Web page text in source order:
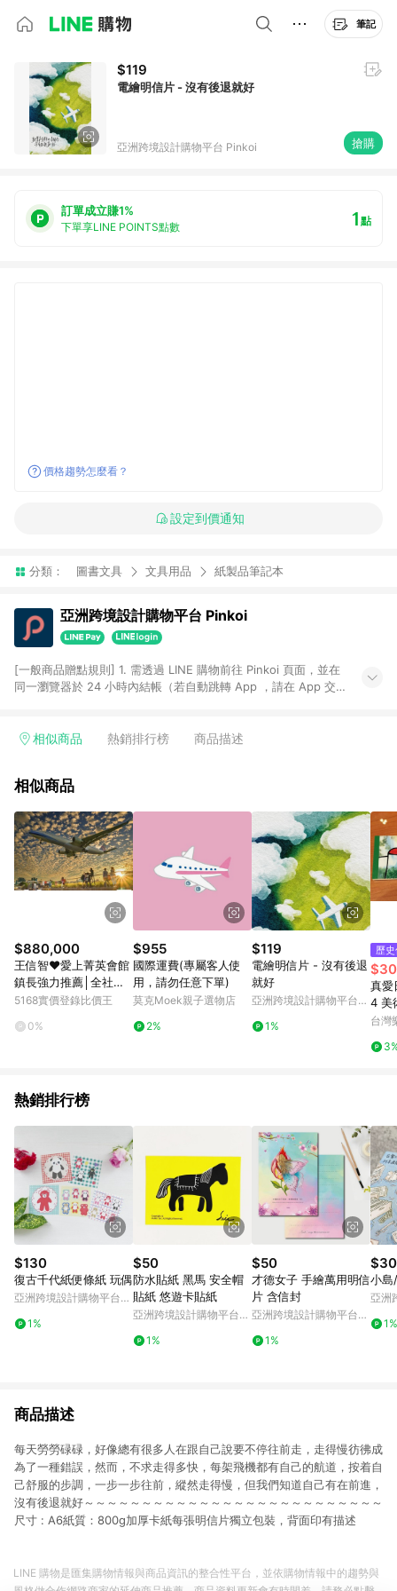
筆記
$119
電繪明信片 - 沒有後退就好
亞洲跨境設計購物平台 Pinkoi 搶購
訂單成立賺1%
下單享LINE POINTS點數 1點
價格趨勢怎麼看？
設定到價通知
分類： 圖書文具 文具用品 紙製品筆記本
亞洲跨境設計購物平台 Pinkoi
[一般商品贈點規則] 1. 需透過 LINE 購物前往 Pinkoi 頁面，並在
同一瀏覽器於 24 小時內結帳（若自動跳轉 App ，請在 App 交
回饋訂單不得享有 Pinkoi 站方優惠，例如首購優惠，P coins，
行為，不具贈點資格，部分退款不在此限。 6. APP 請更新至
貨後 45 天後發送。 8. 群眾募資商品，禮物卡，開館保證金，補
運費，攤位費等不具贈點資格。 9. LINE 購物站上之商品規格、
顏色、價位、贈品如與 Pinkoi 商品資訊頁及購物車不符，以
Pinkoi 購物商品資訊頁及購物車標示為準。 10. 點數紅包使用規
則請以點數紅包活動說明為準。 11. 若於 LINE 購物前往 Pinkoi
頁面後才首次下載 Pinkoi APP 並完成訂單，不符合導購資格；承
上，首次下載 Pinkoi APP 後，需透過 LINE 購物前往 Pinkoi 頁
面，方享導購資格。
相似商品 熱銷排行榜 商品描述
相似商品
$880,000
王信智❤️愛上菁英會館
鎮長強力推薦│全社區
我最便宜｜台南市仁德
5168實價登錄比價王
0%
$955
國際運費(專屬客人使
用，請勿任意下單)
莫克Moek親子選物店
2%
$119
電繪明信片 - 沒有後退
就好
亞洲跨境設計購物平台
1%
歷
真愛
4 美
紙-
紅豬
台灣
熱銷排行榜
$130
復古千代紙便條紙 玩偶
亞洲跨境設計購物平台
1%
$50
防水貼紙 黑馬 安全帽
貼紙 悠遊卡貼紙
亞洲跨境設計購物平台
1%
$50
才德女子 手繪萬用明信
片 含信封
亞洲跨境設計購物平台
1%
$30
小島
亞洲
1%
商品描述
每天勞勞碌碌，好像總有很多人在跟自己說要不停往前走，走得慢彷彿成
為了一種錯誤，然而，不求走得多快，每架飛機都有自己的航道，按着自
己舒服的步調，一步一步往前，縱然走得慢，但我們知道自己有在前進，
沒有後退就好～～～～～～～～～～～～～～～～～～～～～～～～～～
尺寸 : A6紙質：800g加厚卡紙每張明信片獨立包裝，背面印有描述
LINE 購物是匯集購物情報與商品資訊的整合性平台，並依購物情報中的趨勢與